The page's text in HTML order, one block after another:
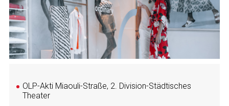
OLP-Akti Miaouli-Straße, 2. Division-Städtisches
Theater